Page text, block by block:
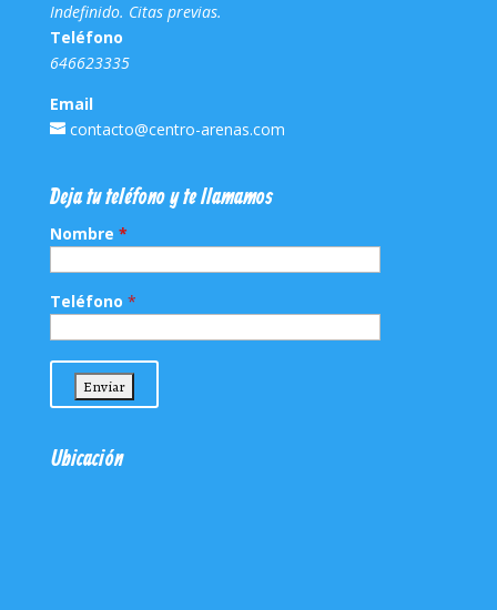
Indefinido. Citas previas.
Teléfono
646623335
Email
contacto@centro-arenas.com
Deja tu teléfono y te llamamos
Nombre *
Teléfono *
Ubicación